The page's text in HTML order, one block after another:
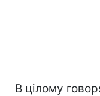
В цілому